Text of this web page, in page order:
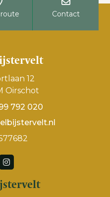
Contact
12
Oirschot
792 020